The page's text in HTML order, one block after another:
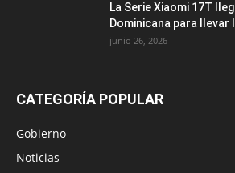
La Serie Xiaomi 17T
Dominicana para llevar
junio 26, 2026
CATEGORÍA POPULAR
Gobierno
Noticias